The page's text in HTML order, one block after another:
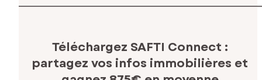
Téléchargez SAFTI Connect :
partagez vos infos immobilières et